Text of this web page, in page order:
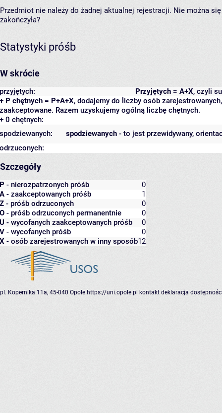
Przedmiot nie należy do żadnej aktualnej rejestracji. Nie można
zakończyła?
Statystyki próśb
W skrócie
Przyjętych = A+X, czyli
przyjętych:
+ P chętnych = P+A+X, dodajemy do liczby osób
zaakceptowane. Razem uzyskujemy ogólną liczbę chętnych.
+ 0 chętnych:
spodziewanych - to jest przewidywany,
spodziewanych:
odrzuconych:
Szczegóły
P - nierozpatrzonych próśb
0
A - zaakceptowanych próśb
1
Z - próśb odrzuconych
0
O - próśb odrzuconych permanentnie
0
U - wycofanych zaakceptowanych próśb
0
V - wycofanych próśb
0
X - osób zarejestrowanych w inny sposób12
pl. Kopernika 11a, 45-040 Opole https://uni.opole.pl kontakt deklaracja